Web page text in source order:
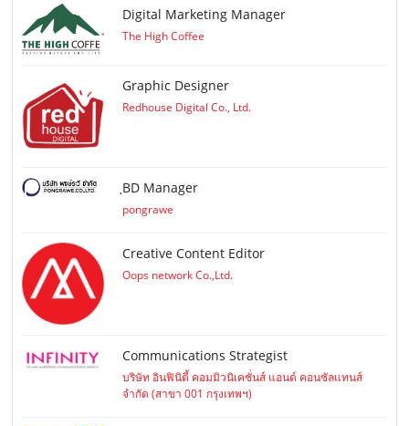
Digital Marketing Manager
The High Coffee
Graphic Designer
Redhouse Digital Co., Ltd.
ฺBD Manager
pongrawe
Creative Content Editor
Oops network Co.,Ltd.
Communications Strategist
บริษัท อินฟินิตี้ คอมมิวนิเคชั่นส์ แอนด์ คอนซัลแทนส์
จำกัด (สาขา 001 กรุงเทพฯ)